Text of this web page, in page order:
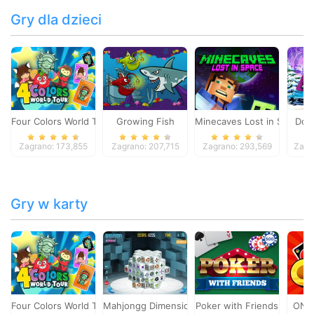
Gry dla dzieci
Four Colors World Tour
Zagrano: 173,855
Growing Fish
Zagrano: 207,715
Minecaves Lost in Space
Zagrano: 293,569
Gry w karty
Four Colors World TourMahjongg DimensionsPoker with Friends